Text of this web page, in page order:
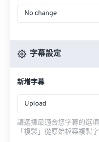
No change
字幕設定
新增字幕
Upload
請選擇最適合您字幕的選
「複製」從原始檔案複製字